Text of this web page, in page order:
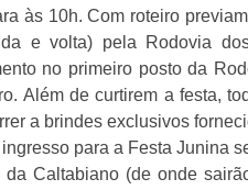
às 10h. Com roteiro
e volta) pela Rodovia
no primeiro posto da
Além de curtirem a festa,
a brindes exclusivos
para a Festa Junina
da Caltabiano (de onde